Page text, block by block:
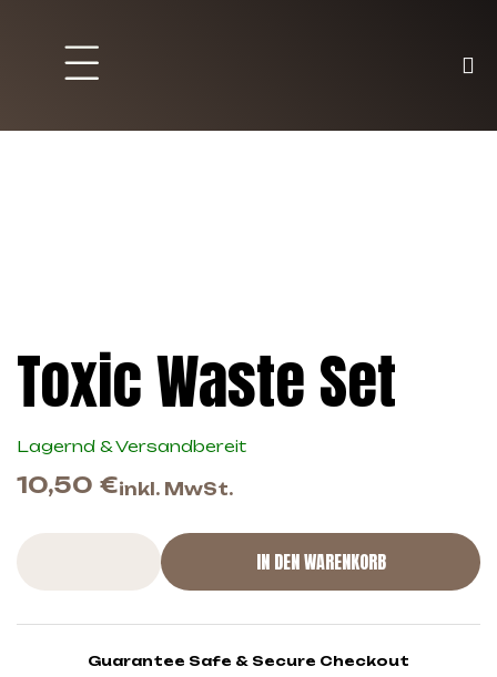
Toxic Waste Set
Lagernd & Versandbereit
10,50 €inkl. MwSt.
IN DEN WARENKORB
Guarantee Safe & Secure Checkout